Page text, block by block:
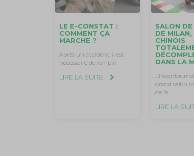
LE E-CONSTAT :
COMMENT ÇA
MARCHE ?
Après un accident, il est
nécessaire de remplir
LIRE LA SUITE
SALON
DE MILAN,
CHINOIS
DANS LA
grand salon
de la
LIRE LA